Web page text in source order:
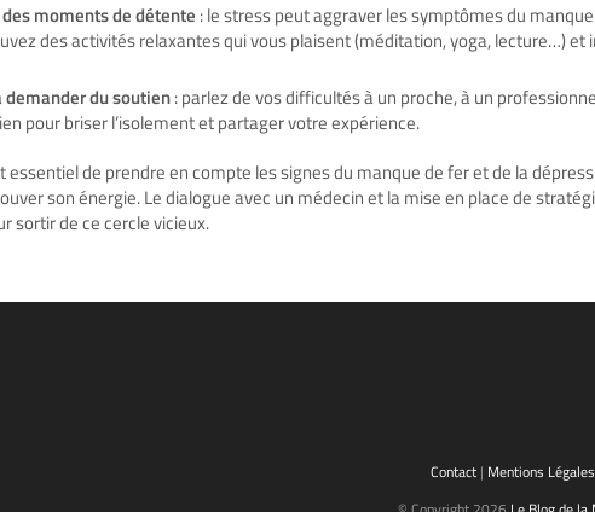
moments de détente : le stress peut aggraver les symptômes du
des activités relaxantes qui vous plaisent (méditation, yoga, lecture…)
demander du soutien: parlez de vos difficultés à un proche, à un
pour briser l’isolement et partager votre expérience.
essentiel de prendre en compte les signes du manque de fer et de la
son énergie. Le dialogue avec un médecin et la mise en place de
sortir de ce cercle vicieux.
Contact | Mentions Légales